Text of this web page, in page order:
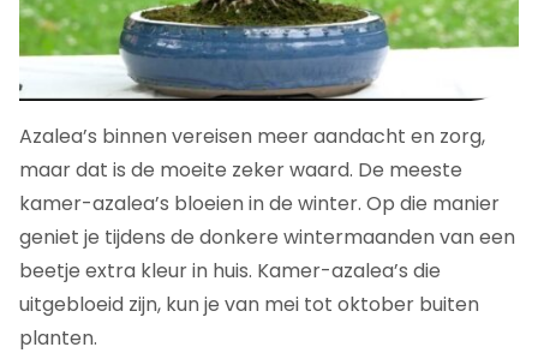
Azalea’s binnen vereisen meer aandacht en zorg,
maar dat is de moeite zeker waard. De meeste
kamer-azalea’s bloeien in de winter. Op die manier
geniet je tijdens de donkere wintermaanden van een
beetje extra kleur in huis. Kamer-azalea’s die
uitgebloeid zijn, kun je van mei tot oktober buiten
planten.